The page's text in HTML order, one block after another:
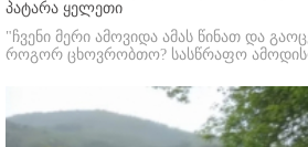
პატარა ყელეთი
"ჩვენი მერი ამოვიდა ამას წინათ და
როგორ ცხოვრობთო? სასწრაფო